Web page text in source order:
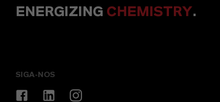
ENERGIZING CHEMISTRY.
SIGA-NOS